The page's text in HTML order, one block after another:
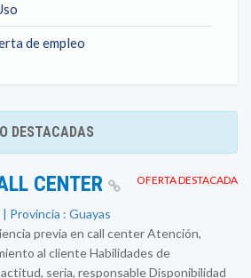
de empleo
DESTACADAS
OFERTA DESTACADA
CENTER
Provincia : Guayas
previa en call center Atención,
al cliente Habilidades de
seria, responsable Disponibilidad